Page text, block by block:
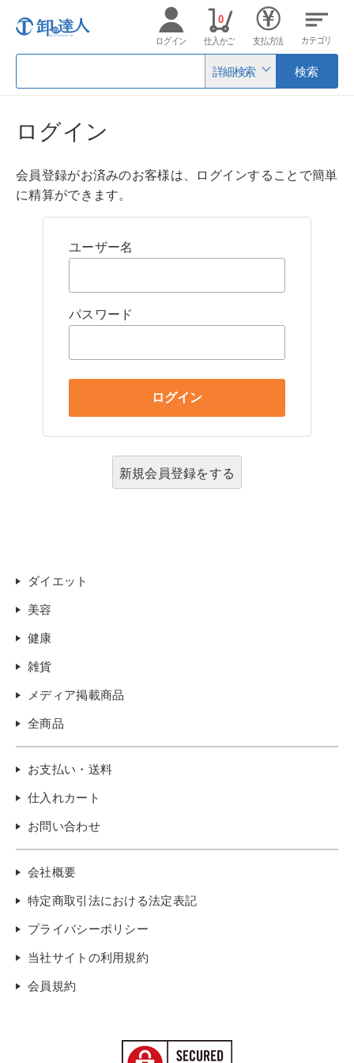
詳細検索 検索
ログイン 仕入かご
0
支払方法 カテゴリ
ログイン
会員登録がお済みのお客様は、ログインすることで簡単
に精算ができます。
ユーザー名
パスワード
新規会員登録をする
ダイエット
美容
健康
雑貨
メディア掲載商品
全商品
お支払い・送料
仕入れカート
お問い合わせ
会社概要
特定商取引法における法定表記
プライバシーポリシー
当社サイトの利用規約
会員規約